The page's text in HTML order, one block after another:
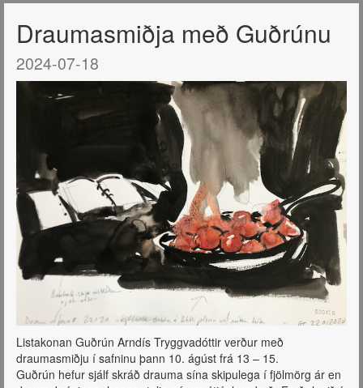
Draumasmiðja með Guðrúnu
2024-07-18
Listakonan Guðrún Arndís Tryggvadóttir verður með
draumasmiðju í safninu þann 10. ágúst frá 13 – 15.
Guðrún hefur sjálf skráð drauma sína skipulega í fjölmörg ár en